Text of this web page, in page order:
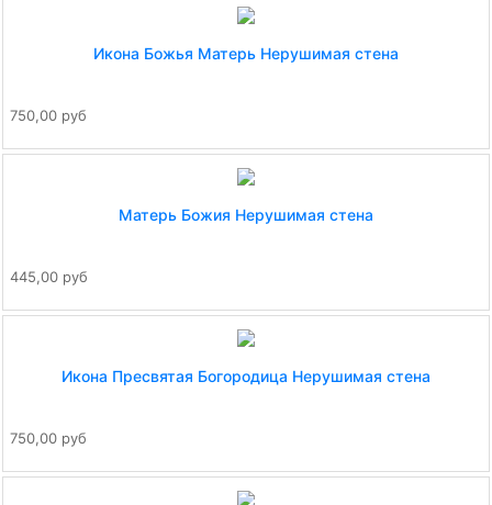
Икона Божья Матерь Нерушимая стена
750,00 руб
Матерь Божия Нерушимая стена
445,00 руб
Икона Пресвятая Богородица Нерушимая стена
750,00 руб